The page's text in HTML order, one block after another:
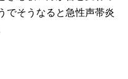
でそうなると急性声帯炎